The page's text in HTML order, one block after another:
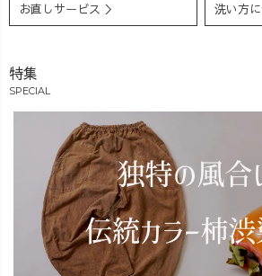
お直しサービス ＞ 洗い方
特集
SPECIAL